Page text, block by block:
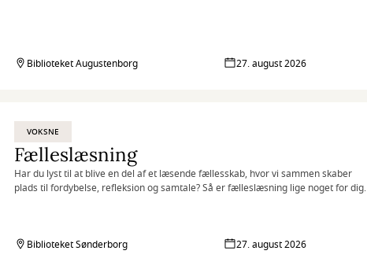
Biblioteket Augustenborg 27. august 2026
VOKSNE
Fælleslæsning
Har du lyst til at blive en del af et læsende fællesskab, hvor vi sammen skaber
plads til fordybelse, refleksion og samtale? Så er fælleslæsning lige noget for dig.
Biblioteket Sønderborg 27. august 2026